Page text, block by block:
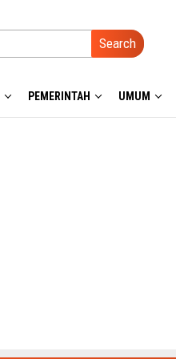
Search
PEMERINTAH UMUM